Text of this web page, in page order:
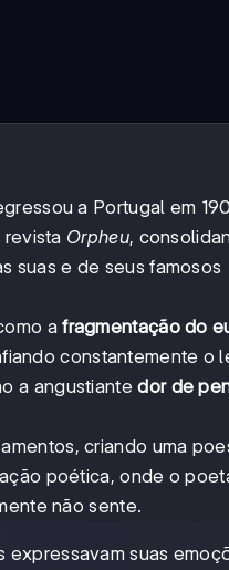
a Portugal em
revista Orpheu,
suas e de seus famosos
afragmentação do
constantemente o
a angustiantedor de
criando uma
poética, onde o
não sente.
suas